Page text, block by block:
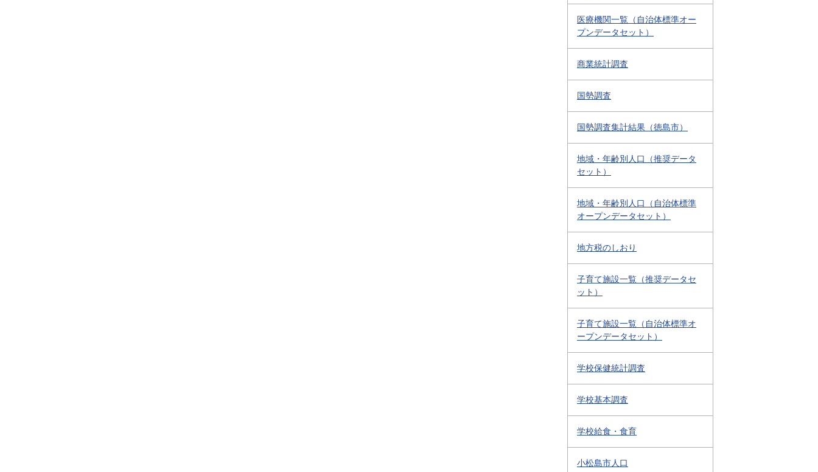
医療機関一覧（自治体標準オー
プンデータセット）
商業統計調査
国勢調査
国勢調査集計結果（徳島市）
地域・年齢別人口（推奨データ
セット）
地域・年齢別人口（自治体標準
オープンデータセット）
地方税のしおり
子育て施設一覧（推奨データセ
ット）
子育て施設一覧（自治体標準オ
ープンデータセット）
学校保健統計調査
学校基本調査
学校給食・食育
小松島市人口